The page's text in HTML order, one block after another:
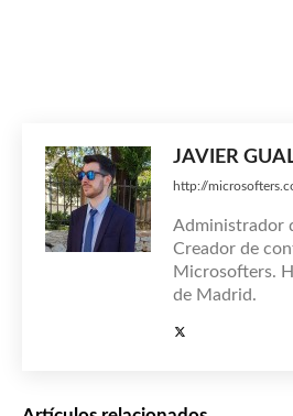
JAVIER
http://
Administrador
Creador de
Microsofters.
de Madrid.